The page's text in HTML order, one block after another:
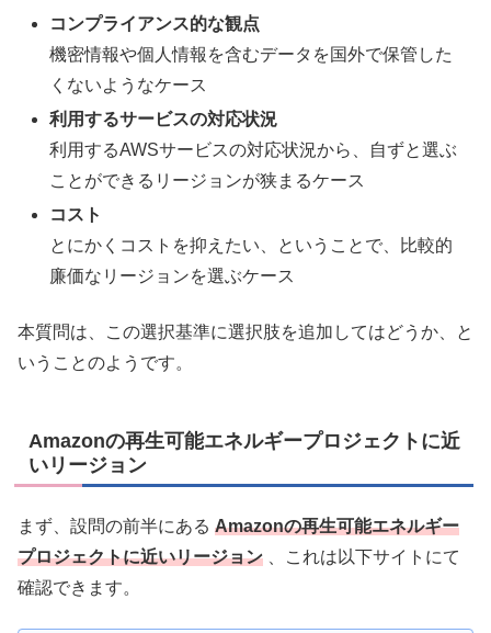
コンプライアンス的な観点
機密情報や個人情報を含むデータを国外で保管した
くないようなケース
利用するサービスの対応状況
利用するAWSサービスの対応状況から、自ずと選ぶ
ことができるリージョンが狭まるケース
コスト
とにかくコストを抑えたい、ということで、比較的
廉価なリージョンを選ぶケース
本質問は、この選択基準に選択肢を追加してはどうか、と
いうことのようです。
Amazonの再生可能エネルギープロジェクトに近
いリージョン
まず、設問の前半にある Amazonの再生可能エネルギー
プロジェクトに近いリージョン 、これは以下サイトにて
確認できます。